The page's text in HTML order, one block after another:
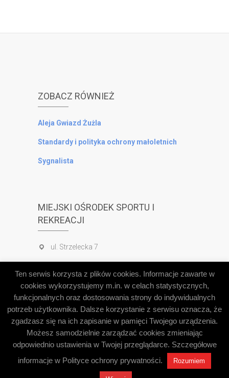
ZOBACZ RÓWNIEŻ
Aleja Gwiazd Żużla
Standardy i polityka ochrony małoletnich
Sygnalista
MIEJSKI OŚRODEK SPORTU I
REKREACJI
ul. Strzelecka 7
tel. 503 830 823
Deklaracja dostępności
© 2026Miejski Ośrodek Sportu i Rekreacji w
| Powered
Ten serwis korzysta z plików cookies. Informacje zawarte w
cookies wykorzystujemy m.in. w celach statystycznych,
funkcjonalnych oraz dostosowania strony do indywidualnych
potrzeb użytkownika. Dalsze korzystanie z serwisu oznacza, że
zgadzasz się na ich zapisanie w pamięci Twojego urządzenia.
Możesz samodzielnie zarządzać cookies zmieniając
odpowiednio ustawienia w Twojej przeglądarce. Szczegółowe
informacje w Polityce ochrony prywatności.
Rozumiem